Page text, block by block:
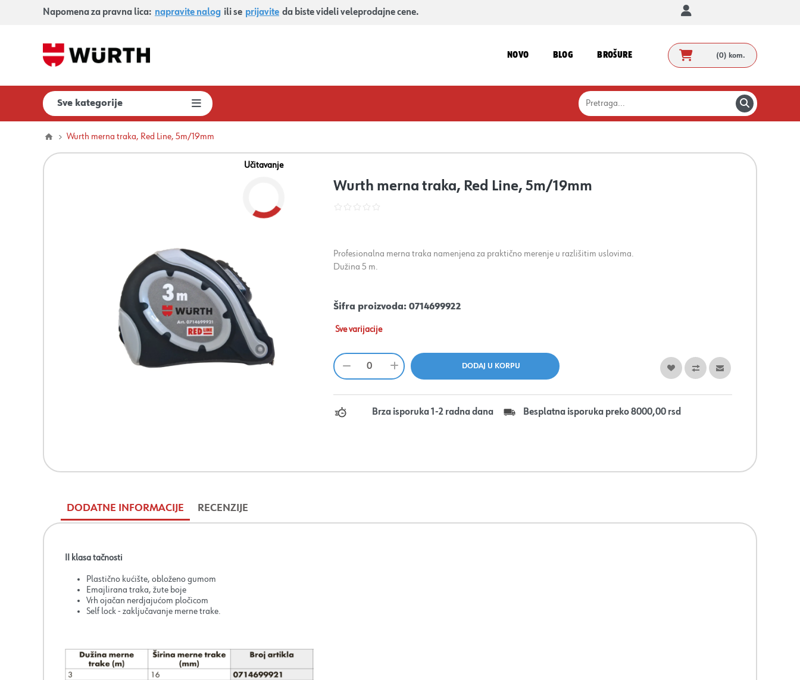
Napomena za pravna lica: napravite nalog ili se prijavite da biste videli veleprodajne cene.
NOVO BLOG BROŠURE (0) kom.
Sve kategorije
Wurth merna traka, Red Line, 5m/19mm
Učitavanje
Wurth merna traka, Red Line, 5m/19mm
Profesionalna merna traka namenjena za praktično merenje u razlišitim uslovima.
Dužina 5 m.
Šifra proizvoda: 0714699922
Sve varijacije
Brza isporuka 1-2 radna dana Besplatna isporuka preko 8000,00 rsd
DODATNE INFORMACIJE RECENZIJE
II klasa tačnosti
Plastično kućište, obloženo gumom
Emajlirana traka, žute boje
Vrh ojačan nerdjajućom pločicom
Self lock - zaključavanje merne trake.